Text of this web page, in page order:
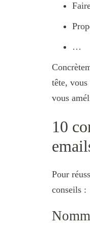
…
tête, vous
vous
10
Pour
conseils :